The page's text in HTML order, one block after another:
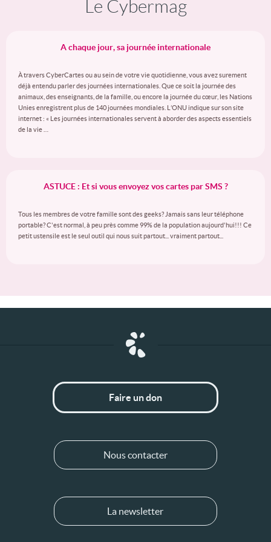
Le Cybermag
A chaque jour, sa journée internationale
À travers CyberCartes ou au sein de votre vie quotidienne, vous avez surement
déjà entendu parler des journées internationales. Que ce soit la journée des
animaux, des enseignants, de la famille, ou encore la journée du cœur, les Nations
Unies enregistrent plus de 140 journées mondiales. L’ONU indique sur son site
internet : « Les journées internationales servent à aborder des aspects essentiels
de la vie …
ASTUCE : Et si vous envoyez vos cartes par SMS ?
Tous les membres de votre famille sont des geeks? Jamais sans leur téléphone
portable? C'est normal, à peu près comme 99% de la population aujourd'hui!!! Ce
petit ustensile est le seul outil qui nous suit partout... vraiment partout...
Faire un don
Nous contacter
La newsletter